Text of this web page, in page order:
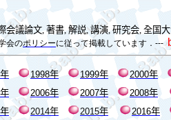
会議論文,著書,解説,講演,研究会, 全国
会のポリシーに従って掲載しています． ---
年 1998年 1999年 2000年
年 2006年 2007年 2008年
年 2014年 2015年 2016年